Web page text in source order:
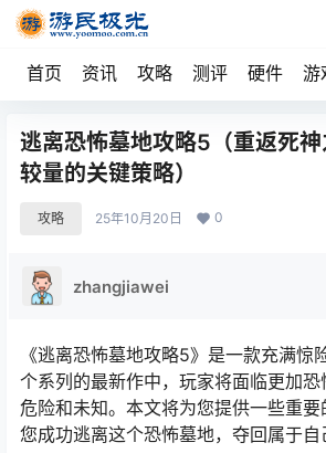
首页 资讯 攻略 测评 硬件 游
逃离恐怖墓地攻略5（重返死
较量的关键策略）
攻略 25年10月20日 0
zhangjiawei
《逃离恐怖墓地攻略5》是一款充满惊
个系列的最新作中，玩家将面临更加恐
危险和未知。本文将为您提供一些重
您成功逃离这个恐怖墓地，夺回属于自